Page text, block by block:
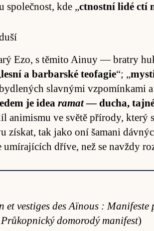
spo­lečnost, kde „ctnostní lidé ctí
Ezo, s tě­mito Ai­nuy — bra­try
lesní a bar­bar­ské te­ofagie“; „
slavnými vzpo­mín­kami
je idea ramat— du­cha,
ani­mismu ve světě pří­ro­dy, který
zís­kat, tak jako oní ša­mani
dříve, než se navždy
et vestiges des Aïnous : Manifeste
domorodý manifest)